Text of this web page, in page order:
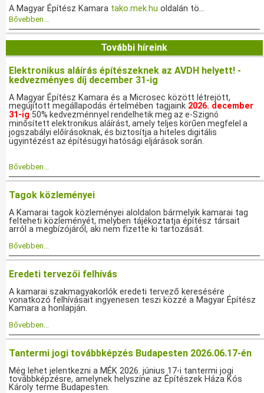
A Magyar Építész Kamara tako.mek.hu oldalán tö...
Bővebben...
További híreink
Elektronikus aláírás építészeknek az AVDH helyett! -
kedvezményes díj december 31-ig
A Magyar Építész Kamara és a Microsec között létrejött,
megújított megállapodás értelmében tagjaink 2026. december
31-ig 50% kedvezménnyel rendelhetik meg az e-Szignó
minősített elektronikus aláírást, amely teljes körűen megfelel a
jogszabályi előírásoknak, és biztosítja a hiteles digitális
ügyintézést az építésügyi hatósági eljárások során.
Bővebben...
Tagok közleményei
A Kamarai tagok közleményei aloldalon bármelyik kamarai tag
felteheti közleményét, melyben tájékoztatja építész társait
arról a megbízójáról, aki nem fizette ki tartozását.
Bővebben...
Eredeti tervezői felhívás
A kamarai szakmagyakorlók eredeti tervező keresésére
vonatkozó felhívásait ingyenesen teszi közzé a Magyar Építész
Kamara a honlapján.
Bővebben...
Tantermi jogi továbbképzés Budapesten 2026.06.17-én
Még lehet jelentkezni a MÉK 2026. június 17-i tantermi jogi
továbbképzésre, amelynek helyszíne az Építészek Háza Kós
Károly terme Budapesten.